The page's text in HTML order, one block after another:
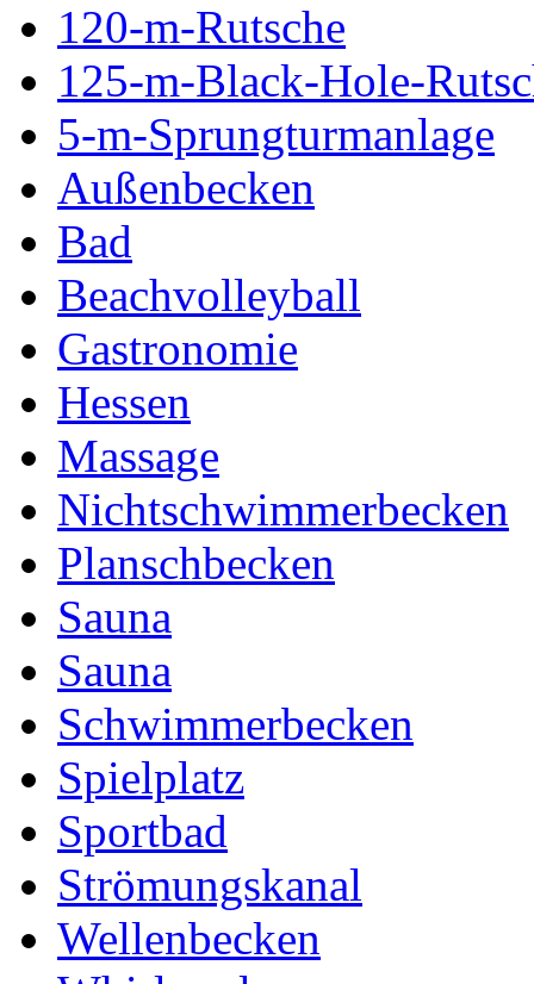
120-m-Rutsche
125-m-Black-Hole-
5-m-Sprungturmanlage
Außenbecken
Bad
Beachvolleyball
Gastronomie
Hessen
Massage
Nichtschwimmerbecken
Planschbecken
Sauna
Sauna
Schwimmerbecken
Spielplatz
Sportbad
Strömungskanal
Wellenbecken